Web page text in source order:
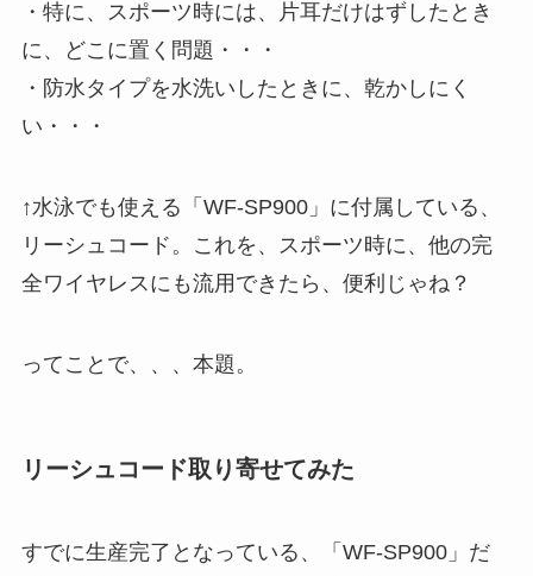
・特に、スポーツ時には、片耳だけはずしたとき
に、どこに置く問題・・・
・防水タイプを水洗いしたときに、乾かしにく
い・・・
↑水泳でも使える「WF-SP900」に付属している、
リーシュコード。これを、スポーツ時に、他の完
全ワイヤレスにも流用できたら、便利じゃね？
ってことで、、、本題。
リーシュコード取り寄せてみた
すでに生産完了となっている、「WF-SP900」だ